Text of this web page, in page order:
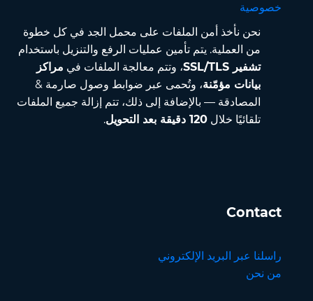
خصوصية
نحن نأخذ أمن الملفات على محمل الجد في كل خطوة
من العملية. يتم تأمين عمليات الرفع والتنزيل باستخدام
تشفير SSL/TLS
، وتتم معالجة الملفات في مراكز
بيانات مؤمّنة، وتُحمى عبر ضوابط وصول صارمة &
المصادقة — بالإضافة إلى ذلك، تتم إزالة جميع الملفات
تلقائيًا خلال 120 دقيقة بعد التحويل .
Contact
راسلنا عبر البريد الإلكتروني
من نحن